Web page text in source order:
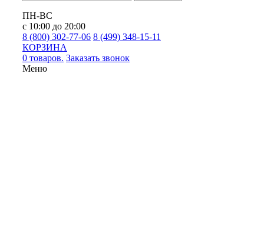
ПН-ВС
с 10:00 до 20:00
8 (800) 302-77-06 8 (499) 348-15-11
КОРЗИНА
0 товаров. Заказать звонок
Меню